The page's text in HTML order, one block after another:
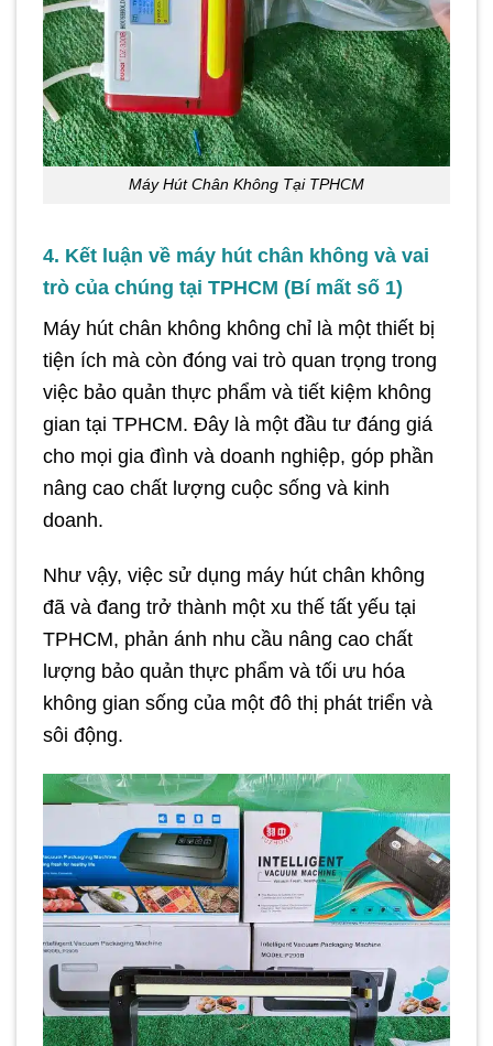
Máy Hút Chân Không Tại TPHCM
4. Kết luận về máy hút chân không và vai
trò của chúng tại TPHCM (Bí mất số 1)
Máy hút chân không không chỉ là một thiết bị
tiện ích mà còn đóng vai trò quan trọng trong
việc bảo quản thực phẩm và tiết kiệm không
gian tại TPHCM. Đây là một đầu tư đáng giá
cho mọi gia đình và doanh nghiệp, góp phần
nâng cao chất lượng cuộc sống và kinh
doanh.
Như vậy, việc sử dụng máy hút chân không
đã và đang trở thành một xu thế tất yếu tại
TPHCM, phản ánh nhu cầu nâng cao chất
lượng bảo quản thực phẩm và tối ưu hóa
không gian sống của một đô thị phát triển và
sôi động.